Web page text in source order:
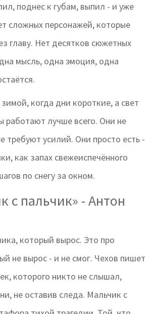
поднес к губам, выпил - и уже
сложных персонажей, которые
главу. Нет десятков сюжетных
мысль, одна эмоция, одна
когда дни короткие, а свет
работают лучше всего. Они не
требуют усилий. Они просто есть -
как запах свежеиспечённого
по снегу за окном.
с пальчик» - Антон
который вырос. Это про
не вырос - и не смог. Чехов пишет
которого никто не слышал,
не оставив следа. Мальчик с